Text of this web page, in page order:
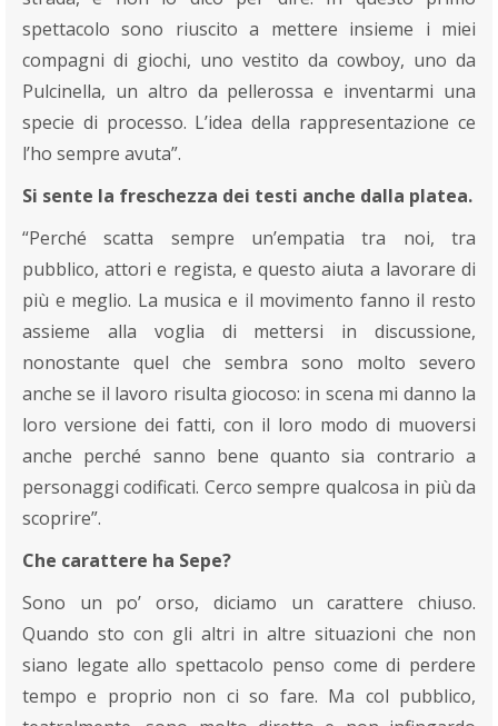
spettacolo sono riuscito a mettere insieme i miei
compagni di giochi, uno vestito da cowboy, uno da
Pulcinella, un altro da pellerossa e inventarmi una
specie di processo. L’idea della rappresentazione ce
l’ho sempre avuta”.
Si sente la freschezza dei testi anche dalla platea.
“Perché scatta sempre un’empatia tra noi, tra
pubblico, attori e regista, e questo aiuta a lavorare di
più e meglio. La musica e il movimento fanno il resto
assieme alla voglia di mettersi in discussione,
nonostante quel che sembra sono molto severo
anche se il lavoro risulta giocoso: in scena mi danno la
loro versione dei fatti, con il loro modo di muoversi
anche perché sanno bene quanto sia contrario a
personaggi codificati. Cerco sempre qualcosa in più da
scoprire”.
Che carattere ha Sepe?
Sono un po’ orso, diciamo un carattere chiuso.
Quando sto con gli altri in altre situazioni che non
siano legate allo spettacolo penso come di perdere
tempo e proprio non ci so fare. Ma col pubblico,